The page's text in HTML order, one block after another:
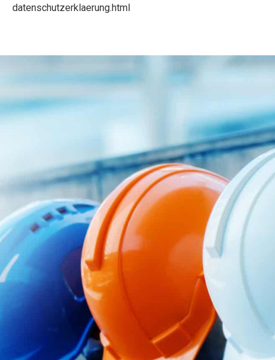
datenschutzerklaerung.html